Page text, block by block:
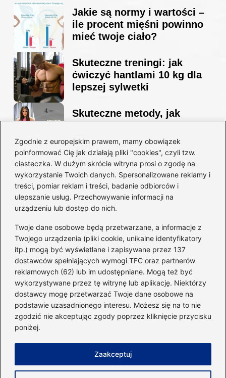
Zgodnie z europejskim prawem, mamy obowiązek
poinformować Cię jak działają pliki "cookies", czyli tzw.
ciasteczka. W dużym skrócie witryna prosi o zgodę na
wykorzystanie Twoich danych. Spersonalizowane reklamy i
treści, pomiar reklam i treści, badanie odbiorców i
ulepszanie usług. Przechowywanie informacji na
urządzeniu lub dostęp do nich.
Twoje dane osobowe będą przetwarzane, a informacje z
Twojego urządzenia (pliki cookie, unikalne identyfikatory
itp.) mogą być wyświetlane i zapisywane przez 137
dostawców spełniających wymogi TFC oraz partnerów
reklamowych (62) lub im udostępniane. Mogą też być
wykorzystywane przez tę witrynę lub aplikację. Niektórzy
dostawcy mogę przetwarzać Twoje dane osobowe na
podstawie uzasadnionego interesu. Możesz się na to nie
zgodzić nie akceptując zgody poprzez kliknięcie przycisku
poniżej.
Zaakceptuj
Jakie są normy i wartości –
ile procent mięśni powinno
mieć twoje ciało?
Skuteczne treningi: jak
ćwiczyć hantlami 10 kg dla
lepszej sylwetki
Skuteczne metody, jak
sylwetkę w zaledwie 90 dni
Idealny garnitur: jak dobrać
go do swojej sylwetki?
Kategorie
Dieta i kalorie(221)
Fitness(236)
Siłownia(101)
Sport(60)
Sprzęt i akcesoria(25)
Suplementy(38)